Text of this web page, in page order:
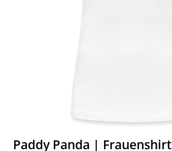
Paddy Panda | Frauenshirt